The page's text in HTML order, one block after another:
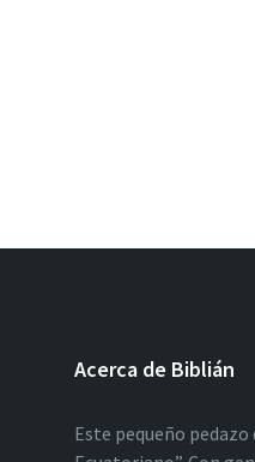
Acerca de Biblián
Este pequeño